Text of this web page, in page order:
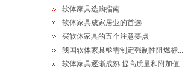
软体家具选购指南
软体家具成家居业的首选
买软体家具的五个注意要点
我国软体家具亟需制定强制性阻燃标...
软体家具逐渐成熟 提高质量和附加值...